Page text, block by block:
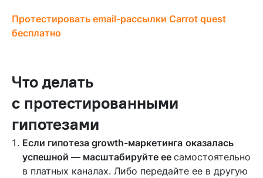
Протестировать email-рассылки Carrot quest
бесплатно
Что делать
с протестированными
гипотезами
Если гипотеза growth-маркетинга оказалась
успешной — масштабируйте ее самостоятельно
в платных каналах. Либо передайте ее в другую